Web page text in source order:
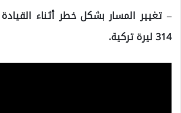
– تغيير المسار بشكل خطر أثناء
314 ليرة تركية.